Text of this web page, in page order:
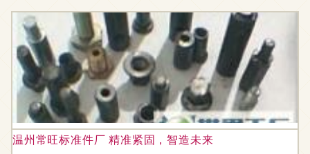
温州常旺标准件厂 精准紧固，智造未来